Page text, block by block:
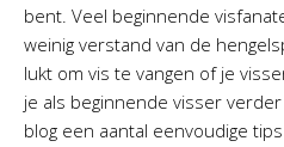
bent. Veel beginnende
weinig verstand van de
lukt om vis te vangen of je
je als beginnende visser
blog een aantal eenvoudige